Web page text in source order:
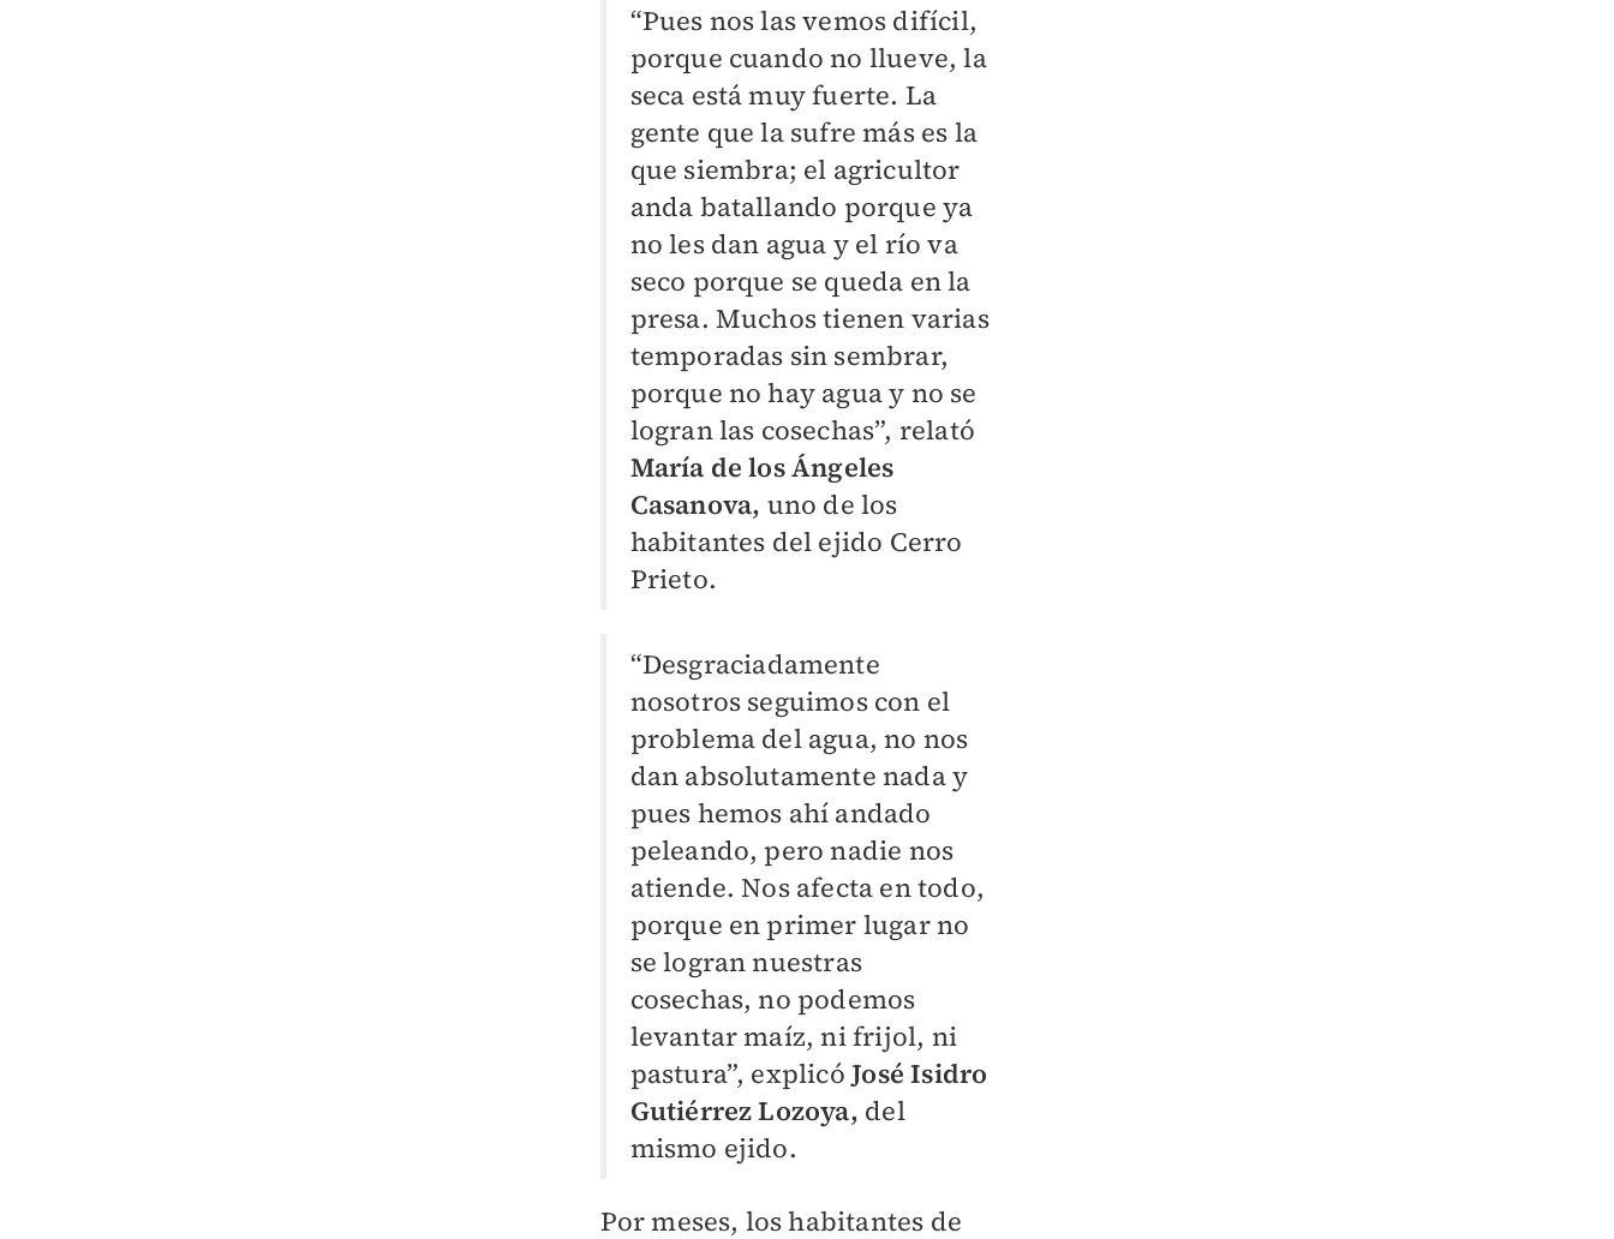
“Pues nos las vemos difícil,
porque cuando no llueve, la
seca está muy fuerte. La
gente que la sufre más es la
que siembra; el agricultor
anda batallando porque ya
no les dan agua y el río va
seco porque se queda en la
presa. Muchos tienen varias
temporadas sin sembrar,
porque no hay agua y no se
logran las cosechas”, relató
María de los Ángeles
Casanova, uno de los
habitantes del ejido Cerro
Prieto.
“Desgraciadamente
nosotros seguimos con el
problema del agua, no nos
dan absolutamente nada y
pues hemos ahí andado
peleando, pero nadie nos
atiende. Nos afecta en todo,
porque en primer lugar no
se logran nuestras
cosechas, no podemos
levantar maíz, ni frijol, ni
pastura”, explicóJosé Isidro
Gutiérrez Lozoya, del
mismo ejido.
Por meses, los habitantes de